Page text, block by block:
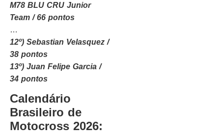
M78 BLU CRU Junior
Team / 66 pontos
…
12º) Sebastian Velasquez /
38 pontos
13º) Juan Felipe Garcia /
34 pontos
Calendário
Brasileiro de
Motocross 2026: